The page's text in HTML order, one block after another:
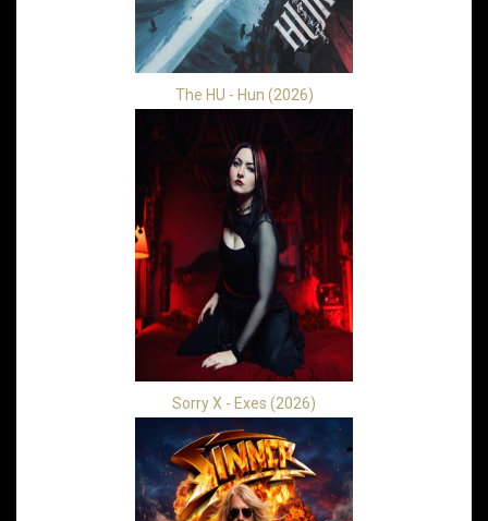
The HU - Hun (2026)
Sorry X - Exes (2026)